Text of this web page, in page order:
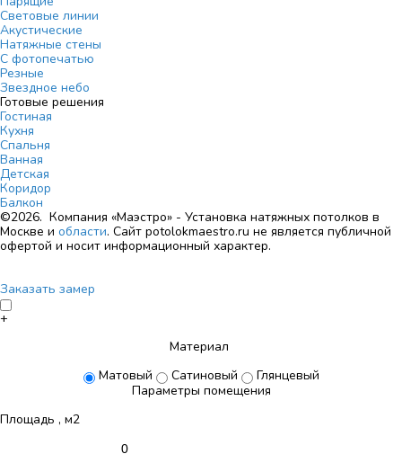
Световые линии
Акустические
Натяжные стены
С фотопечатью
Резные
Звездное небо
Готовые решения
Гостиная
Кухня
Спальня
Ванная
Детская
Коридор
Балкон
©2026. Компания «Маэстро» - Установка натяжных потолков в
Москве и области. Сайт potolokmaestro.ru не является публичной
офертой и носит информационный характер.
Заказать замер
+
Материал
Матовый
Сатиновый
Глянцевый
Параметры помещения
Площадь , м2